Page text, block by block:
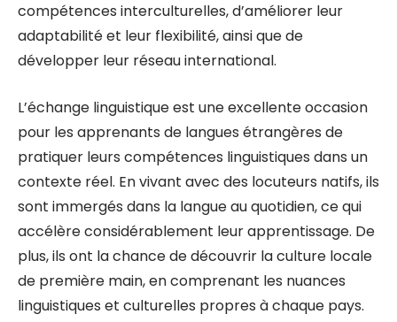
compétences interculturelles, d’améliorer leur
adaptabilité et leur flexibilité, ainsi que de
développer leur réseau international.
L’échange linguistique est une excellente occasion
pour les apprenants de langues étrangères de
pratiquer leurs compétences linguistiques dans un
contexte réel. En vivant avec des locuteurs natifs, ils
sont immergés dans la langue au quotidien, ce qui
accélère considérablement leur apprentissage. De
plus, ils ont la chance de découvrir la culture locale
de première main, en comprenant les nuances
linguistiques et culturelles propres à chaque pays.